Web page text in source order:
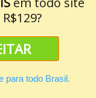
para todo Brasil.